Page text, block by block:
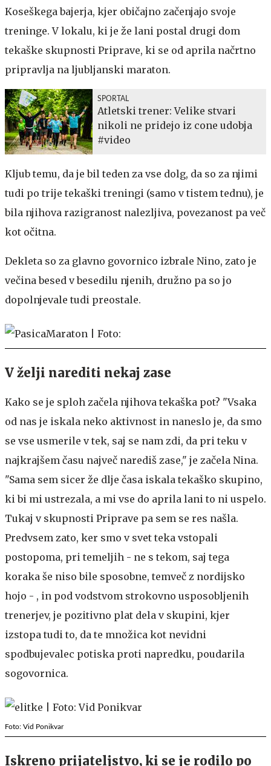
Koseškega bajerja, kjer običajno začenjajo svoje
treninge. V lokalu, ki je že lani postal drugi dom
tekaške skupnosti Priprave, ki se od aprila načrtno
pripravlja na ljubljanski maraton.
SPORTAL
Atletski trener: Velike stvari
nikoli ne pridejo iz cone udobja
#video
Kljub temu, da je bil teden za vse dolg, da so za njimi
tudi po trije tekaški treningi (samo v tistem tednu), je
bila njihova razigranost nalezljiva, povezanost pa več
kot očitna.
Dekleta so za glavno govornico izbrale Nino, zato je
večina besed v besedilu njenih, družno pa so jo
dopolnjevale tudi preostale.
V želji narediti nekaj zase
Kako se je sploh začela njihova tekaška pot? "Vsaka
od nas je iskala neko aktivnost in naneslo je, da smo
se vse usmerile v tek, saj se nam zdi, da pri teku v
najkrajšem času največ narediš zase," je začela Nina.
"Sama sem sicer že dlje časa iskala tekaško skupino,
ki bi mi ustrezala, a mi vse do aprila lani to ni uspelo.
Tukaj v skupnosti Priprave pa sem se res našla.
Predvsem zato, ker smo v svet teka vstopali
postopoma, pri temeljih - ne s tekom, saj tega
koraka še niso bile sposobne, temveč z nordijsko
hojo - , in pod vodstvom strokovno usposobljenih
trenerjev, je pozitivno plat dela v skupini, kjer
izstopa tudi to, da te množica kot nevidni
spodbujevalec potiska proti napredku, poudarila
sogovornica.
Foto: Vid Ponikvar
Iskreno prijateljstvo, ki se je rodilo po